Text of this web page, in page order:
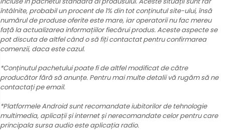
întâlnite, probabil un procent de 1% din tot conținutul site-ului, însă
numărul de produse oferite este mare, iar operatorii nu fac mereu
față la actualizarea informațiilor fiecărui produs. Aceste aspecte se
pot discuta de altfel când o să fiți contactat pentru confirmarea
comenzii, daca este cazul.
*Conținutul pachetului poate fi de altfel modificat de către
producător fără să anunțe. Pentru mai multe detalii vă rugăm să ne
contactați pe email.
*Platformele Android sunt recomandate iubitorilor de tehnologie
multimedia, aplicații și internet și nerecomandate celor pentru care
principala sursa audio este aplicația radio.